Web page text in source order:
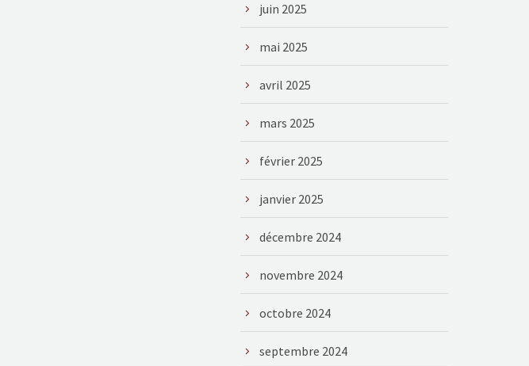
juin 2025
mai 2025
avril 2025
mars 2025
février 2025
janvier 2025
décembre 2024
novembre 2024
octobre 2024
septembre 2024